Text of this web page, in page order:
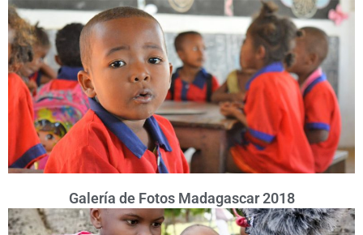
Galería de Fotos Madagascar 2018